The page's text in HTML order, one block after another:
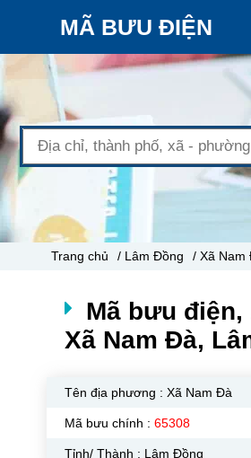
MÃ BƯU ĐIỆN
Trang chủ / Lâm Đồng / Xã Nam
Mã bưu điện,
Xã Nam Đà,
Tên địa phương : Xã Nam Đà
Mã bưu chính : 65308
Tỉnh/ Thành : Lâm Đồng